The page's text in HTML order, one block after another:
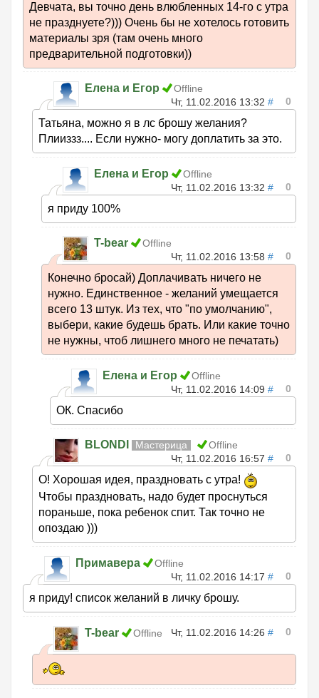
Девчата, вы точно день влюбленных 14-го с утра
не празднуете?))) Очень бы не хотелось готовить
материалы зря (там очень много
предварительной подготовки))
Елена и Егор
Offline
Чт, 11.02.2016 13:32 # 0
Татьяна, можно я в лс брошу желания?
Плииззз.... Если нужно- могу доплатить за это.
Елена и Егор
Offline
Чт, 11.02.2016 13:32 # 0
я приду 100%
T-bear
Offline
Чт, 11.02.2016 13:58 # 0
Конечно бросай) Доплачивать ничего не
нужно. Единственное - желаний умещается
всего 13 штук. Из тех, что "по умолчанию",
выбери, какие будешь брать. Или какие точно
не нужны, чтоб лишнего много не печатать)
Елена и Егор
Offline
Чт, 11.02.2016 14:09 # 0
ОК. Спасибо
BLONDI Мастерица
Offline
Чт, 11.02.2016 16:57 # 0
О! Хорошая идея, праздновать с утра!
Чтобы праздновать, надо будет проснуться
пораньше, пока ребенок спит. Так точно не
опоздаю )))
Примавера
Offline
Чт, 11.02.2016 14:17 # 0
я приду! список желаний в личку брошу.
T-bear Offline Чт, 11.02.2016 14:26 # 0